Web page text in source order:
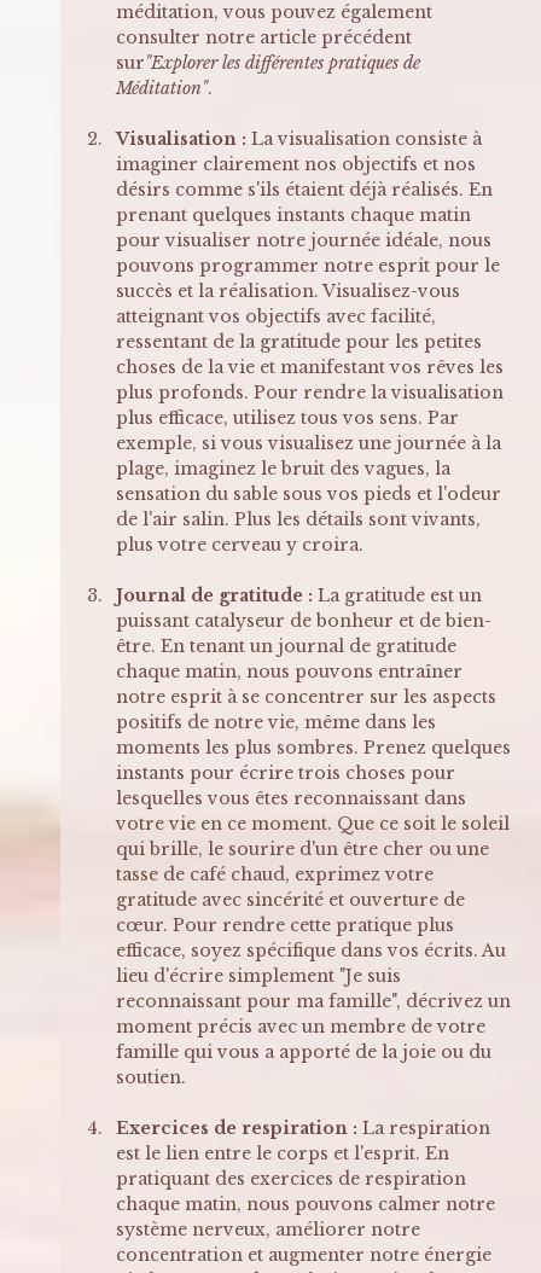
méditation, vous pouvez également
consulter notre article précédent
sur"Explorer les différentes pratiques de
Méditation".
Visualisation : La visualisation consiste à
imaginer clairement nos objectifs et nos
désirs comme s'ils étaient déjà réalisés. En
prenant quelques instants chaque matin
pour visualiser notre journée idéale, nous
pouvons programmer notre esprit pour le
succès et la réalisation. Visualisez-vous
atteignant vos objectifs avec facilité,
ressentant de la gratitude pour les petites
choses de la vie et manifestant vos rêves les
plus profonds. Pour rendre la visualisation
plus efficace, utilisez tous vos sens. Par
exemple, si vous visualisez une journée à la
plage, imaginez le bruit des vagues, la
sensation du sable sous vos pieds et l'odeur
de l'air salin. Plus les détails sont vivants,
plus votre cerveau y croira.
Journal de gratitude : La gratitude est un
puissant catalyseur de bonheur et de bien-
être. En tenant un journal de gratitude
chaque matin, nous pouvons entraîner
notre esprit à se concentrer sur les aspects
positifs de notre vie, même dans les
moments les plus sombres. Prenez quelques
instants pour écrire trois choses pour
lesquelles vous êtes reconnaissant dans
votre vie en ce moment. Que ce soit le soleil
qui brille, le sourire d'un être cher ou une
tasse de café chaud, exprimez votre
gratitude avec sincérité et ouverture de
cœur. Pour rendre cette pratique plus
efficace, soyez spécifique dans vos écrits. Au
lieu d'écrire simplement "Je suis
reconnaissant pour ma famille", décrivez un
moment précis avec un membre de votre
famille qui vous a apporté de la joie ou du
soutien.
Exercices de respiration : La respiration
est le lien entre le corps et l'esprit. En
pratiquant des exercices de respiration
chaque matin, nous pouvons calmer notre
système nerveux, améliorer notre
concentration et augmenter notre énergie